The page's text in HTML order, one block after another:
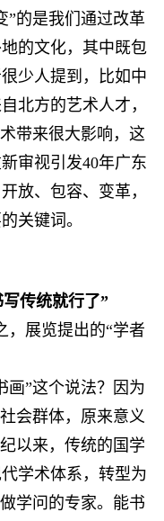
”的是我们通过改革
的文化，其中既包
少人提到，比如中
北方的艺术人才，
带来很大影响，这
审视引发40年广东
放、包容、变革，
关键词。
传统就行了”
，展览提出的“学者
画”这个说法？因为
会群体，原来意义
以来，传统的国学
学术体系，转型为
学问的专家。能书